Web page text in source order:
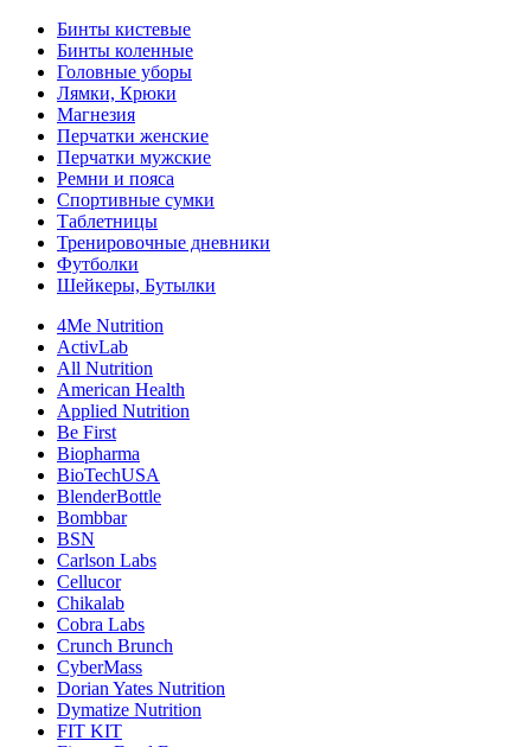
Бинты кистевые
Бинты коленные
Головные уборы
Лямки, Крюки
Магнезия
Перчатки женские
Перчатки мужские
Ремни и пояса
Спортивные сумки
Таблетницы
Тренировочные дневники
Футболки
Шейкеры, Бутылки
4Me Nutrition
ActivLab
All Nutrition
American Health
Applied Nutrition
Be First
Biopharma
BioTechUSA
BlenderBottle
Bombbar
BSN
Carlson Labs
Cellucor
Chikalab
Cobra Labs
Crunch Brunch
CyberMass
Dorian Yates Nutrition
Dymatize Nutrition
FIT KIT